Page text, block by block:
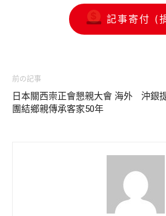
記事寄付 (
前の記事
日本關西崇正會懇親大會 海外
團結鄉親傳承客家50年
沖銀